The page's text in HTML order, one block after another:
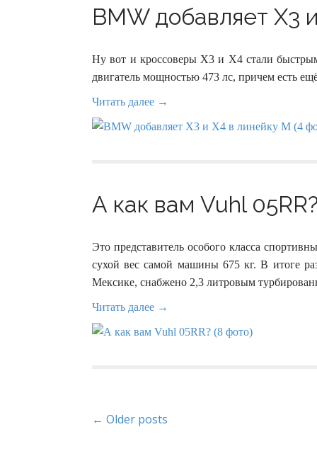
BMW добавляет X3
Ну вот и кроссоверы X3 и X4 стали
двигатель мощностью 473 лс, причем есть
Читать далее →
А как вам Vuhl
Это представитель особого класса
сухой вес самой машины 675 кг. В итоге
Мексике, снабжено 2,3 литровым
Читать далее →
P
← Older posts